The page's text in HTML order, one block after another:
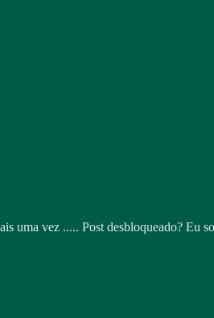
uma vez ..... Post desbloqueado? Eu